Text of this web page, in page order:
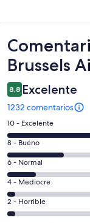
Brussels
8,8 Excelente
1232 comentarios
747
comentarios
de
un
total
de
1232
con
10 - Excelente
268
comentarios
de
un
total
de
8 - Bueno
135
comentarios
de
un
total
6 - Normal
40
comentarios
de
4 - Mediocre
42
comentarios
2 - Horrible